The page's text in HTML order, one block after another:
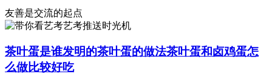
友善是交流的起点
艺考推送时光机
茶叶蛋是谁发明的茶叶蛋的做法茶叶蛋和卤鸡蛋怎
么做比较好吃